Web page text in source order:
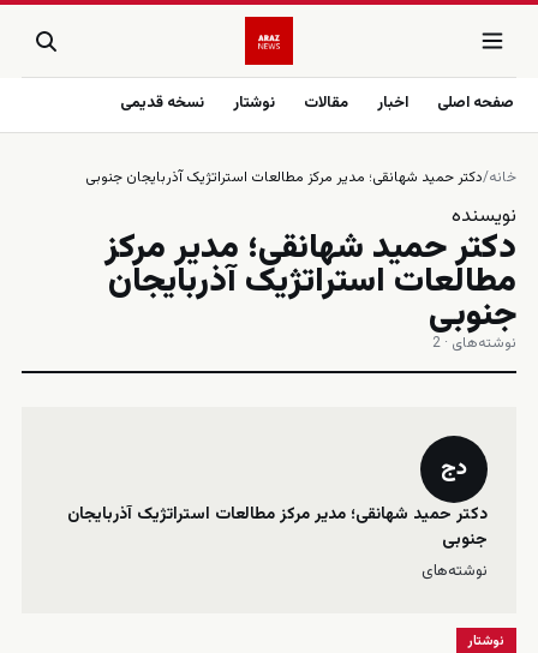
صفحه اصلی اخبار مقالات نوشتار نسخه قدیمی
خانه/دکتر حمید شهانقی؛ مدیر مرکز مطالعات استراتژیک آذربایجان جنوبی
نویسنده
دکتر حمید شهانقی؛ مدیر مرکز
مطالعات استراتژیک آذربایجان
جنوبی
نوشته‌های · 2
دج
دکتر حمید شهانقی؛ مدیر مرکز مطالعات استراتژیک آذربایجان
جنوبی
نوشته‌های
نوشتار